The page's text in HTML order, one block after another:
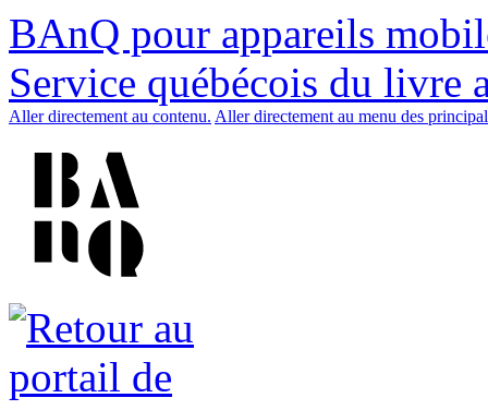
BAnQ pour appareils
Service québécois du livre
Aller directement au contenu. Aller directement au menu des